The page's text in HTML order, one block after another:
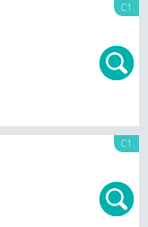
C1
C1